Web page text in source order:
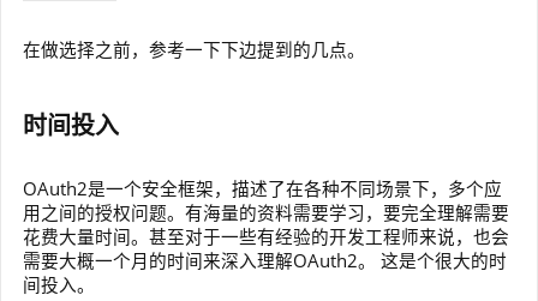
在做选择之前，参考一下下边提到的几点。
时间投入
OAuth2是一个安全框架，描述了在各种不同场景下，多个应
用之间的授权问题。有海量的资料需要学习，要完全理解需要
花费大量时间。甚至对于一些有经验的开发工程师来说，也会
需要大概一个月的时间来深入理解OAuth2。 这是个很大的时
间投入。